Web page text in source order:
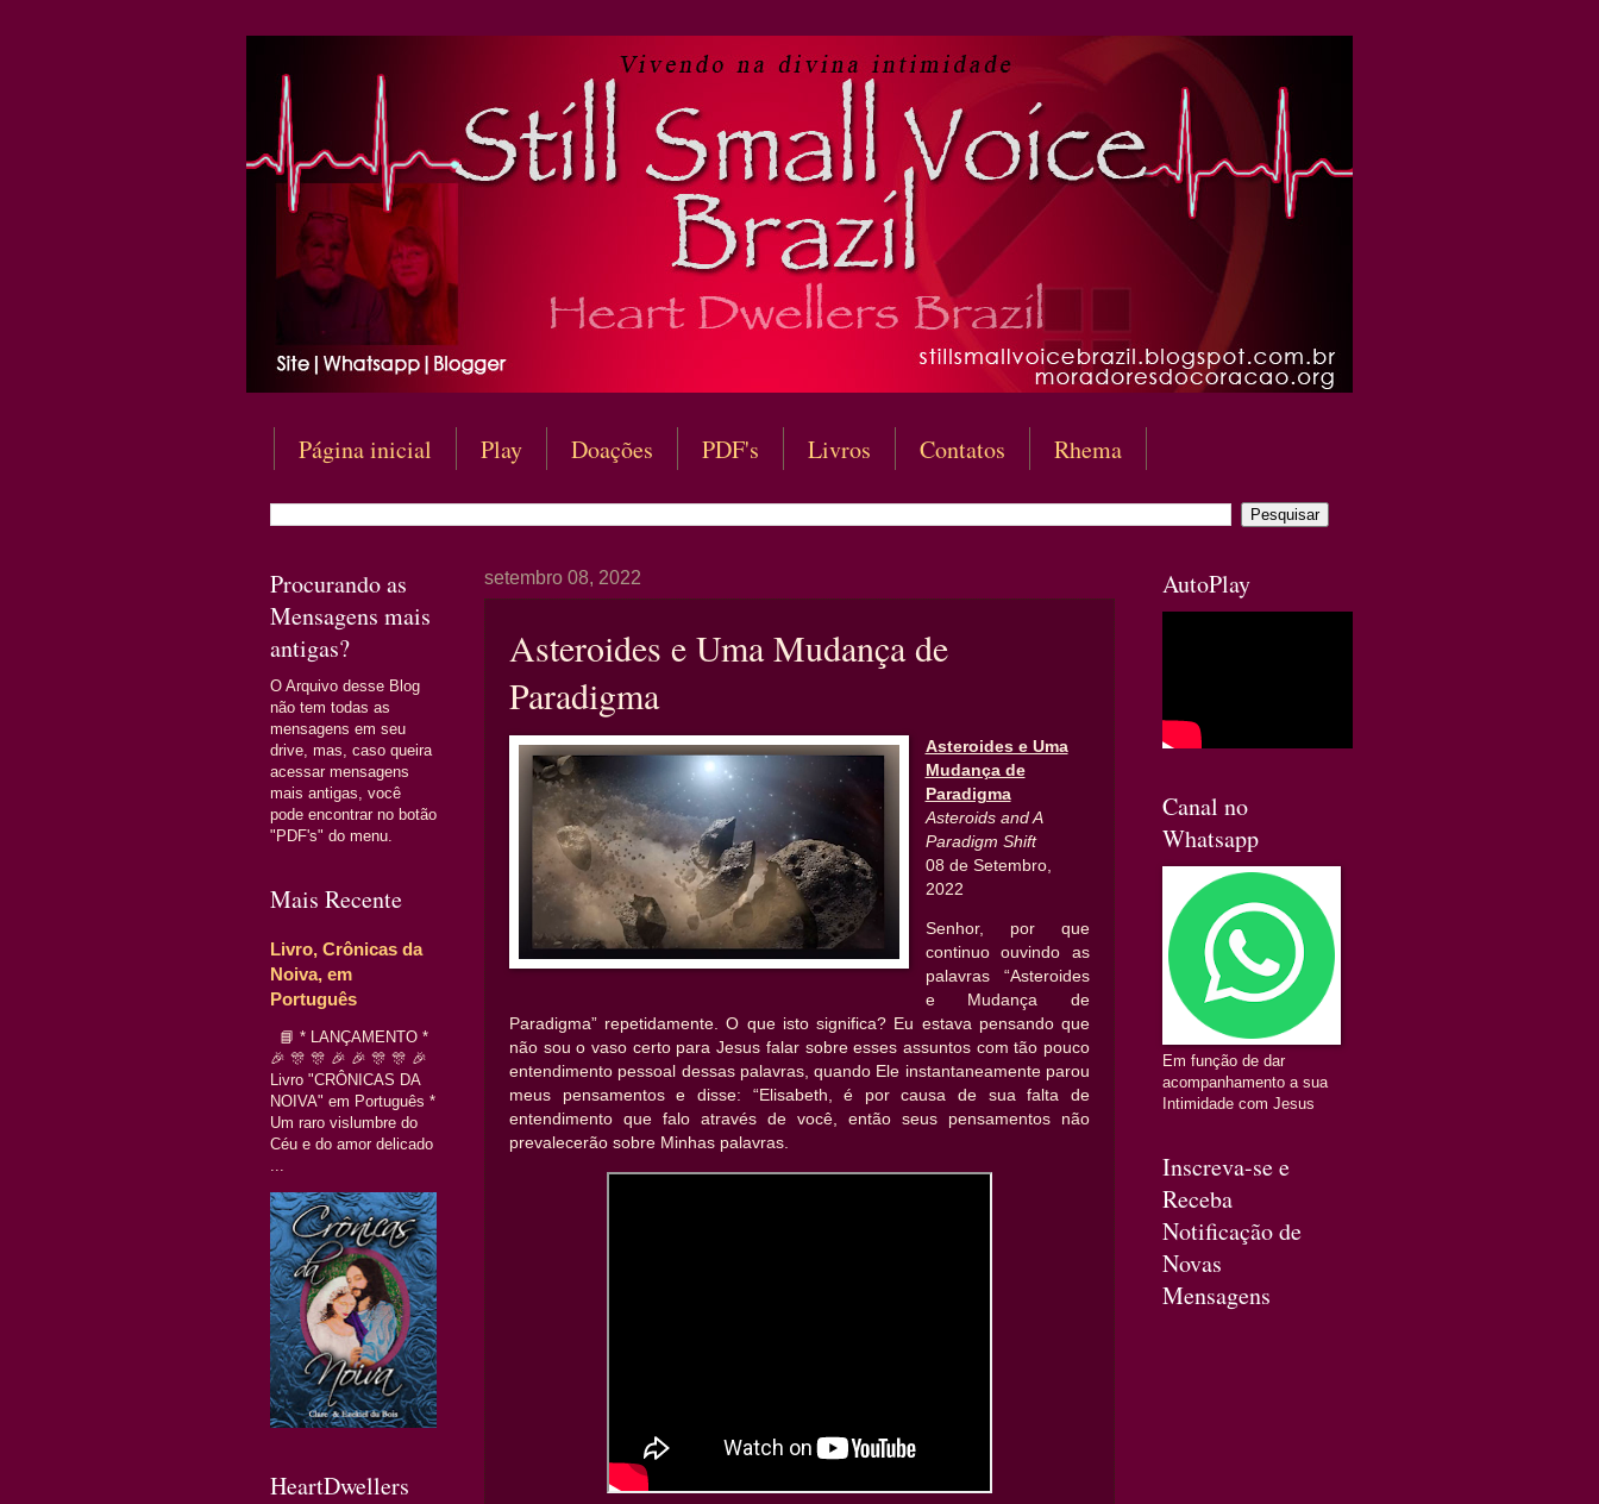
Página inicial Play Doações PDF's Livros Contatos Rhema
setembro 08, 2022
Asteroides e Uma Mudança de
Paradigma
Asteroides e Uma
Mudança de
Paradigma
Asteroids and A
Paradigm Shift
08 de Setembro,
2022
Senhor, por que
continuo ouvindo as
palavras “Asteroides
e Mudança de
Paradigma” repetidamente. O que isto significa? Eu estava pensando que
não sou o vaso certo para Jesus falar sobre esses assuntos com tão pouco
entendimento pessoal dessas palavras, quando Ele instantaneamente parou
meus pensamentos e disse: “Elisabeth, é por causa de sua falta de
entendimento que falo através de você, então seus pensamentos não
prevalecerão sobre Minhas palavras.
Procurando as
Mensagens mais
antigas?
O Arquivo desse Blog
não tem todas as
mensagens em seu
drive, mas, caso queira
acessar mensagens
mais antigas, você
pode encontrar no botão
"PDF's" do menu.
Mais Recente
Livro, Crônicas da
Noiva, em
Português
📘 * LANÇAMENTO *
🎉 🎊 🎊 🎉 🎉 🎊 🎊 🎉
Livro "CRÔNICAS DA
NOIVA" em Português *
Um raro vislumbre do
Céu e do amor delicado
HeartDwellers
AutoPlay
Canal no
Whatsapp
Em função de dar
acompanhamento a sua
Intimidade com Jesus
Inscreva-se e
Receba
Notificação de
Novas
Mensagens